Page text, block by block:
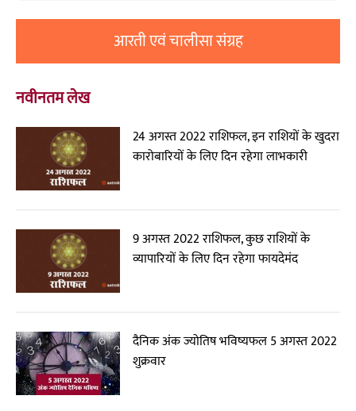
आरती एवं चालीसा संग्रह
नवीनतम लेख
24 अगस्त 2022 राशिफल, इन राशियों के खुदरा
कारोबारियों के लिए दिन रहेगा लाभकारी
9 अगस्त 2022 राशिफल, कुछ राशियों के
व्यापारियों के लिए दिन रहेगा फायदेमंद
दैनिक अंक ज्योतिष भविष्यफल 5 अगस्त 2022
शुक्रवार